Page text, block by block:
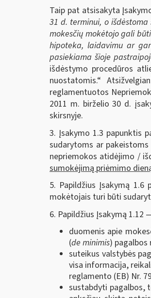
Taip pat atsisakyta
31 d. terminui, o
mokesčių mokėtojo gali
hipoteka, laidavimu ar
pasiekiama šioje
išdėstymo procedūros
nuostatomis.“
reglamentuotos
2011 m. birželio 30 d.
skirsnyje.
3. Įsakymo 1.3 papunktis
sudarytoms ar
nepriemokos atidėjimo /
sumokėjimą priėmimo
5. Papildžius Įsakymą
mokėtojais turi būti
6. Papildžius Įsakymą 1.12
duomenis apie
(de minimis)
suteikus valstybės
visa informacija,
reglamento (EB) Nr.
sustabdyti pagalbos,